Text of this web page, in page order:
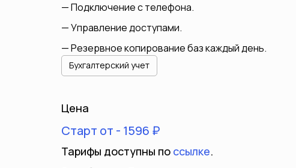
Подключение с телефона.
Управление доступами.
Резервное копирование баз каждый день.
Бухгалтерский учет
Цена
Старт от - 1596 ₽
Тарифы доступны по ссылке.